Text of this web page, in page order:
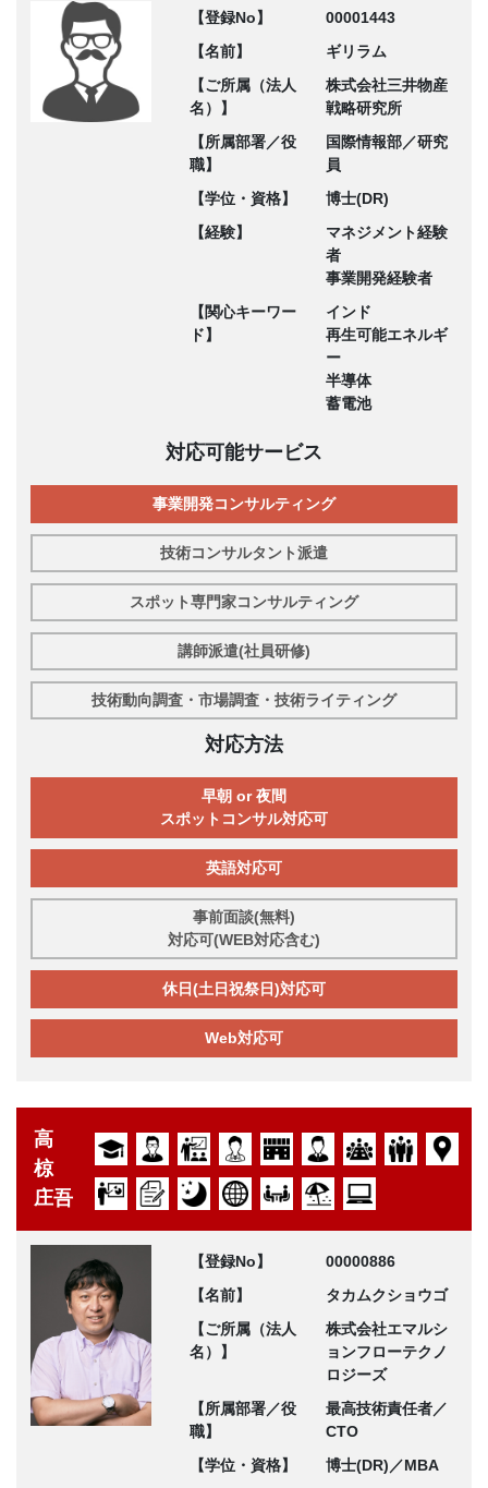
【登録No】
00001443
【名前】
ギリラム
【ご所属（法人
名）】
株式会社三井物産
戦略研究所
【所属部署／役
職】
国際情報部／研究
員
【学位・資格】
博士(DR)
【経験】
マネジメント経験
者
事業開発経験者
【関心キーワー
ド】
インド
再生可能エネルギ
ー
半導体
蓄電池
対応可能サービス
事業開発コンサルティング
技術コンサルタント派遣
スポット専門家コンサルティング
講師派遣(社員研修)
技術動向調査・市場調査・技術ライティング
対応方法
早朝 or 夜間
スポットコンサル対応可
英語対応可
事前面談(無料)
対応可(WEB対応含む)
休日(土日祝祭日)対応可
Web対応可
高
椋
庄吾
【登録No】
00000886
【名前】
タカムクショウゴ
【ご所属（法人
名）】
株式会社エマルシ
ョンフローテクノ
ロジーズ
【所属部署／役
職】
最高技術責任者／
CTO
【学位・資格】
博士(DR)／MBA